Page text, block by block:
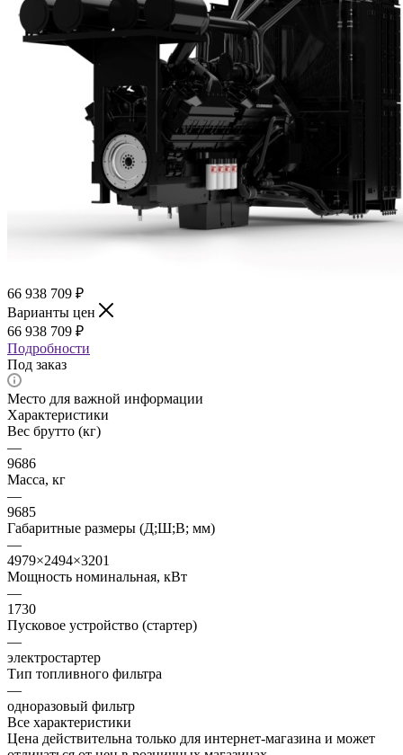
66 938 709 ₽
Варианты цен
66 938 709 ₽
Подробности
Под заказ
Место для важной информации
Характеристики
Вес брутто (кг)
—
9686
Масса, кг
—
9685
Габаритные размеры (Д;Ш;В; мм)
—
4979×2494×3201
Мощность номинальная, кВт
—
1730
Пусковое устройство (стартер)
—
электростартер
Тип топливного фильтра
—
одноразовый фильтр
Все характеристики
Цена действительна только для интернет-магазина и может